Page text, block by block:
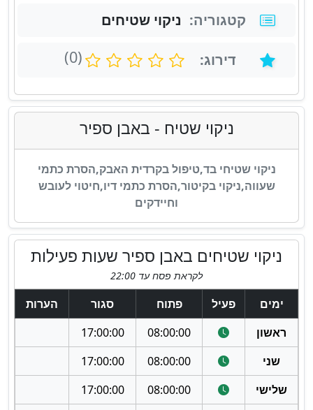
e
קטגוריה: ניקוי שטיחים
דירוג: (0)
ניקוי שטיח - באבן ספיר
ניקוי שטיחי בד,טיפול בקרדית האבק,הסרת כתמי
שעווה,ניקוי בקיטור,הסרת כתמי דיו,חיטוי לעובש
וחיידקים
ניקוי שטיחים באבן ספיר שעות פעילות
לקראת פסח עד 22:00
ימים פעיל פתוח סגור
הערות
ראשון
08:00:00
17:00:00
שני
08:00:00
17:00:00
שלישי
08:00:00
17:00:00